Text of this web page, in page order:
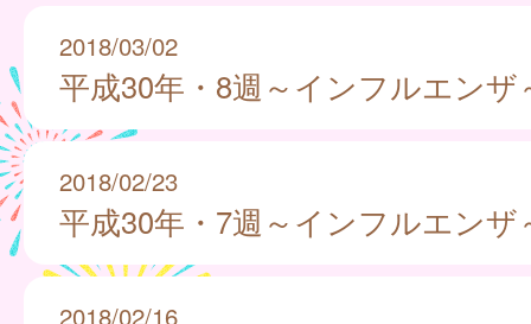
2018/03/02
平成30年・8週～インフルエンザ
2018/02/23
平成30年・7週～インフルエンザ
2018/02/16